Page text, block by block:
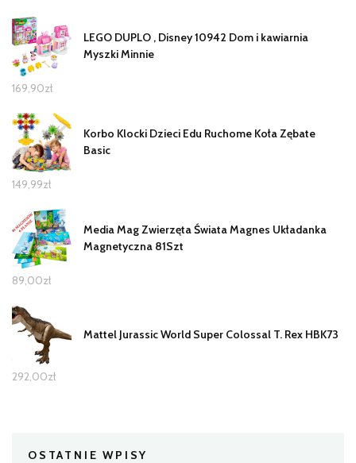
LEGO DUPLO , Disney 10942 Dom i kawiarnia
Myszki Minnie
169,90zł
Korbo Klocki Dzieci Edu Ruchome Koła Zębate
Basic
149,99zł
Media Mag Zwierzęta Świata Magnes Układanka
Magnetyczna 81Szt
89,00zł
Mattel Jurassic World Super Colossal T. Rex HBK73
292,00zł
OSTATNIE WPISY